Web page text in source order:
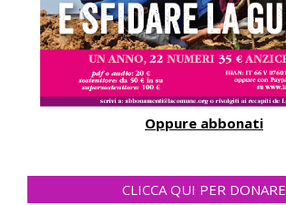
Oppure abbonati
CLICCA QUI PER DONARE